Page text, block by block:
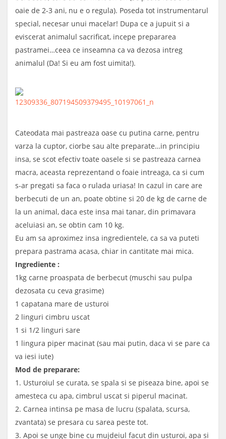
oaie de 2-3 ani, nu e o regula). Poseda tot instrumentarul
special, necesar unui macelar! Dupa ce a jupuit si a
eviscerat animalul sacrificat, incepe prepararea
pastramei…ceea ce inseamna ca va dezosa intreg
animalul (Da! Si eu am fost uimita!).
Cateodata mai pastreaza oase cu putina carne, pentru
varza la cuptor, ciorbe sau alte preparate…in principiu
insa, se scot efectiv toate oasele si se pastreaza carnea
macra, aceasta reprezentand o foaie intreaga, ca si cum
s-ar pregati sa faca o rulada uriasa! In cazul in care are
berbecuti de un an, poate obtine si 20 de kg de carne de
la un animal, daca este insa mai tanar, din primavara
aceluiasi an, se obtin cam 10 kg.
Eu am sa aproximez insa ingredientele, ca sa va puteti
prepara pastrama acasa, chiar in cantitate mai mica.
Ingrediente :
1kg carne proaspata de berbecut (muschi sau pulpa
dezosata cu ceva grasime)
1 capatana mare de usturoi
2 linguri cimbru uscat
1 si 1/2 linguri sare
1 lingura piper macinat (sau mai putin, daca vi se pare ca
va iesi iute)
Mod de preparare:
1. Usturoiul se curata, se spala si se piseaza bine, apoi se
amesteca cu apa, cimbrul uscat si piperul macinat.
2. Carnea intinsa pe masa de lucru (spalata, scursa,
zvantata) se presara cu sarea peste tot.
3. Apoi se unge bine cu mujdeiul facut din usturoi, apa si